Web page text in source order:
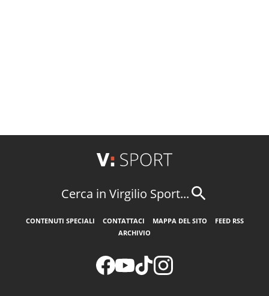
Cerca in Virgilio Sport...
CONTENUTI SPECIALI CONTATTACI MAPPA DEL SITO
FEED RSS
ARCHIVIO